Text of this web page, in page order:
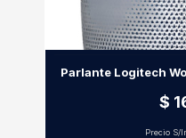
Parlante Logitech
$
Precio S/